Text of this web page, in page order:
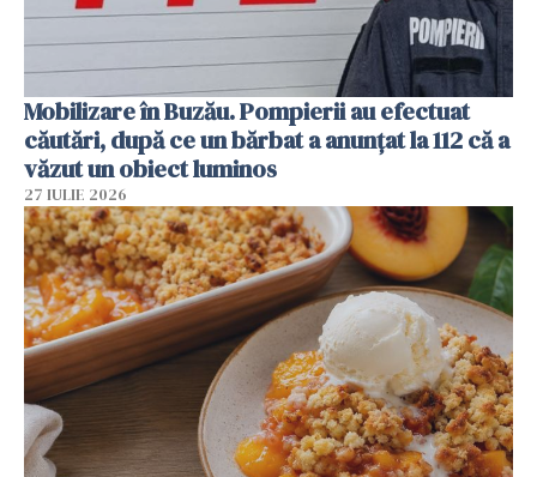
Mobilizare în Buzău. Pompierii au efectuat
căutări, după ce un bărbat a anunțat la 112 că a
văzut un obiect luminos
27 IULIE 2026